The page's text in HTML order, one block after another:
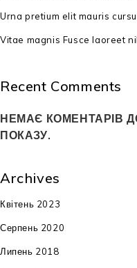
Urna pretium elit mauris
Vitae magnis Fusce laoreet
Recent Comments
НЕМАЄ КОМЕНТАРІВ
ПОКАЗУ.
Archives
Квітень 2023
Серпень 2020
Липень 2018